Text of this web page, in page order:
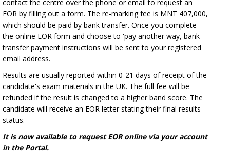
contact the centre over the phone or email to request an
EOR by filling out a form. The re-marking fee is MNT 407,000,
which should be paid by bank transfer. Once you complete
the online EOR form and choose to 'pay another way, bank
transfer payment instructions will be sent to your registered
email address.
Results are usually reported within 0-21 days of receipt of the
candidate's exam materials in the UK. The full fee will be
refunded if the result is changed to a higher band score. The
candidate will receive an EOR letter stating their final results
status.
It is now available to request EOR online via your account
in the Portal.